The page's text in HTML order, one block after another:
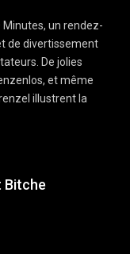
Minutes, un rendez-
de divertissement
De jolies
et même
illustrent la
Bitche